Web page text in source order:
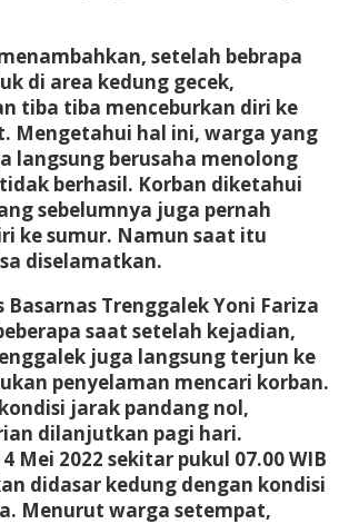
setelah bebrapa
di area kedung gecek,
tiba tiba menceburkan diri ke
Mengetahui hal ini, warga yang
langsung berusaha menolong
berhasil. Korban diketahui
sebelumnya juga pernah
ke sumur. Namun saat itu
diselamatkan.
Trenggalek Yoni Fariza
saat setelah kejadian,
juga langsung terjun ke
penyelaman mencari korban.
jarak pandang nol,
dilanjutkan pagi hari.
Mei 2022 sekitar pukul 07.00 WIB
didasar kedung dengan kondisi
Menurut warga setempat,